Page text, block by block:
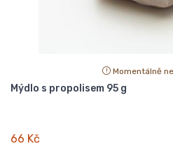
Momentálně
Mýdlo s propolisem 95 g
66 Kč